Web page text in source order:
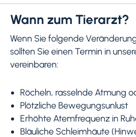
Wann zum Tierarzt?
Wenn Sie folgende
sollten Sie einen Termin in
vereinbaren:
Röcheln, rasselnde Atmung
Plötzliche Bewegungsunlust
Erhöhte Atemfrequenz in
Bläuliche Schleimhäute